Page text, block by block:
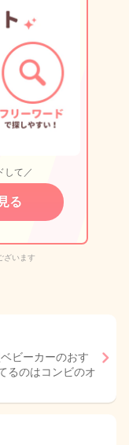
して／
る
ざいます
ビーカーのおす
るのはコンビのオ